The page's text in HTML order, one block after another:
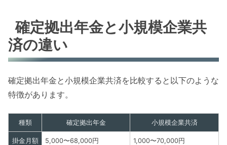
確定拠出年金と小規模企業共
済の違い
確定拠出年金と小規模企業共済を比較すると以下のような
特徴があります。
種類 確定拠出年金 小規模企業共済
掛金月額 5,000〜68,000円 1,000〜70,000円